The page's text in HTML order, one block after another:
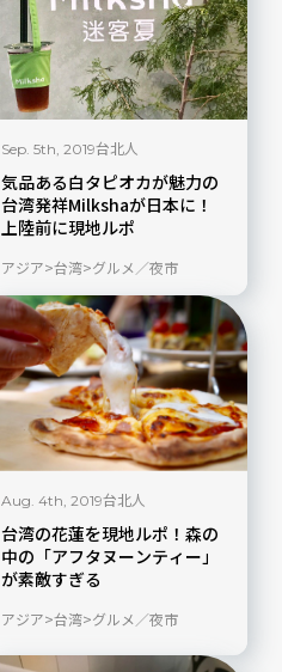
Sep. 5th, 2019台北人
気品ある白タピオカが魅力の
台湾発祥Milkshaが日本に！
上陸前に現地ルポ
アジア 台湾 グルメ／夜市
Aug. 4th, 2019台北人
台湾の花蓮を現地ルポ！森の
中の「アフタヌーンティー」
が素敵すぎる
アジア 台湾 グルメ／夜市